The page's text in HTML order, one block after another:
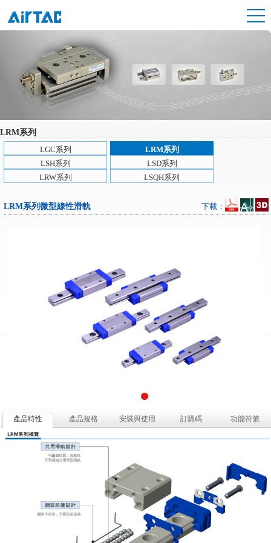
LRM系列
LGC系列
LRM系列
LSH系列
LSD系列
LRW系列
LSQH系列
LRM系列微型線性滑軌 下載：
產品特性 產品規格 安裝與使用 訂購碼 功能符號